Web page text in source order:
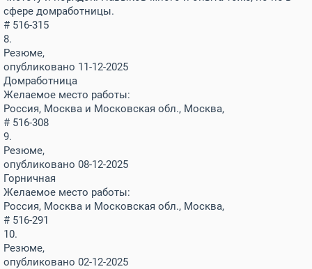
сфере домработницы.
# 516-315
8.
Резюме,
опубликовано 11-12-2025
Домработница
Желаемое место работы:
Россия, Москва и Московская обл., Москва,
# 516-308
9.
Резюме,
опубликовано 08-12-2025
Горничная
Желаемое место работы:
Россия, Москва и Московская обл., Москва,
# 516-291
10.
Резюме,
опубликовано 02-12-2025